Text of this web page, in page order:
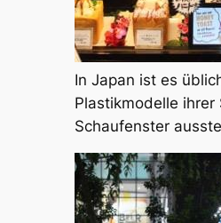
In Japan ist es
Plastikmodelle ihrer
Schaufenster